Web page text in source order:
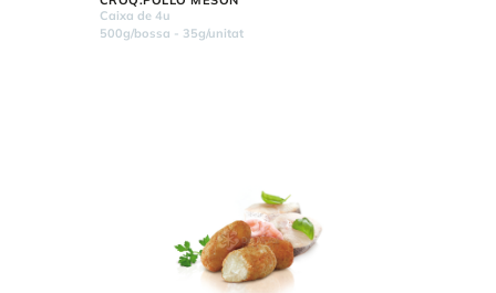
Caixa de 4u
500g/bossa - 35g/unitat